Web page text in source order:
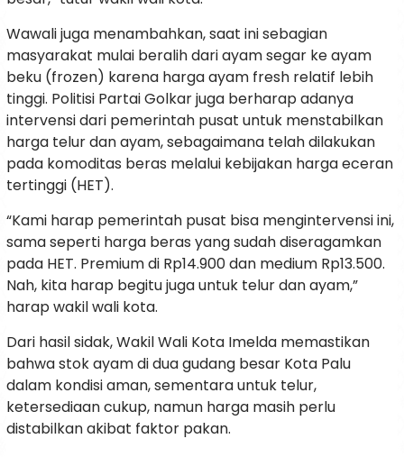
Wawali juga menambahkan, saat ini sebagian
masyarakat mulai beralih dari ayam segar ke ayam
beku (frozen) karena harga ayam fresh relatif lebih
tinggi. Politisi Partai Golkar juga berharap adanya
intervensi dari pemerintah pusat untuk menstabilkan
harga telur dan ayam, sebagaimana telah dilakukan
pada komoditas beras melalui kebijakan harga eceran
tertinggi (HET).
“Kami harap pemerintah pusat bisa mengintervensi ini,
sama seperti harga beras yang sudah diseragamkan
pada HET. Premium di Rp14.900 dan medium Rp13.500.
Nah, kita harap begitu juga untuk telur dan ayam,”
harap wakil wali kota.
Dari hasil sidak, Wakil Wali Kota Imelda memastikan
bahwa stok ayam di dua gudang besar Kota Palu
dalam kondisi aman, sementara untuk telur,
ketersediaan cukup, namun harga masih perlu
distabilkan akibat faktor pakan.